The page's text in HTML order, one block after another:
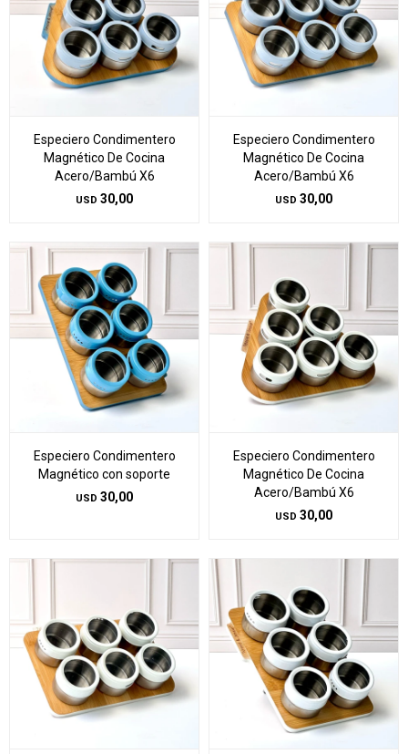
Especiero Condimentero
Magnético De Cocina
Acero/Bambú X6
USD 30,00
Especiero Condimentero
Magnético De Cocina
Acero/Bambú X6
USD 30,00
Especiero Condimentero
Magnético con soporte
USD 30,00
Especiero Condimentero
Magnético De Cocina
Acero/Bambú X6
USD 30,00